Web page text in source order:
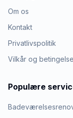
Om os
Kontakt
Privatlivspolitik
Vilkår og
Populære